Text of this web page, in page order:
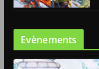
Evènements